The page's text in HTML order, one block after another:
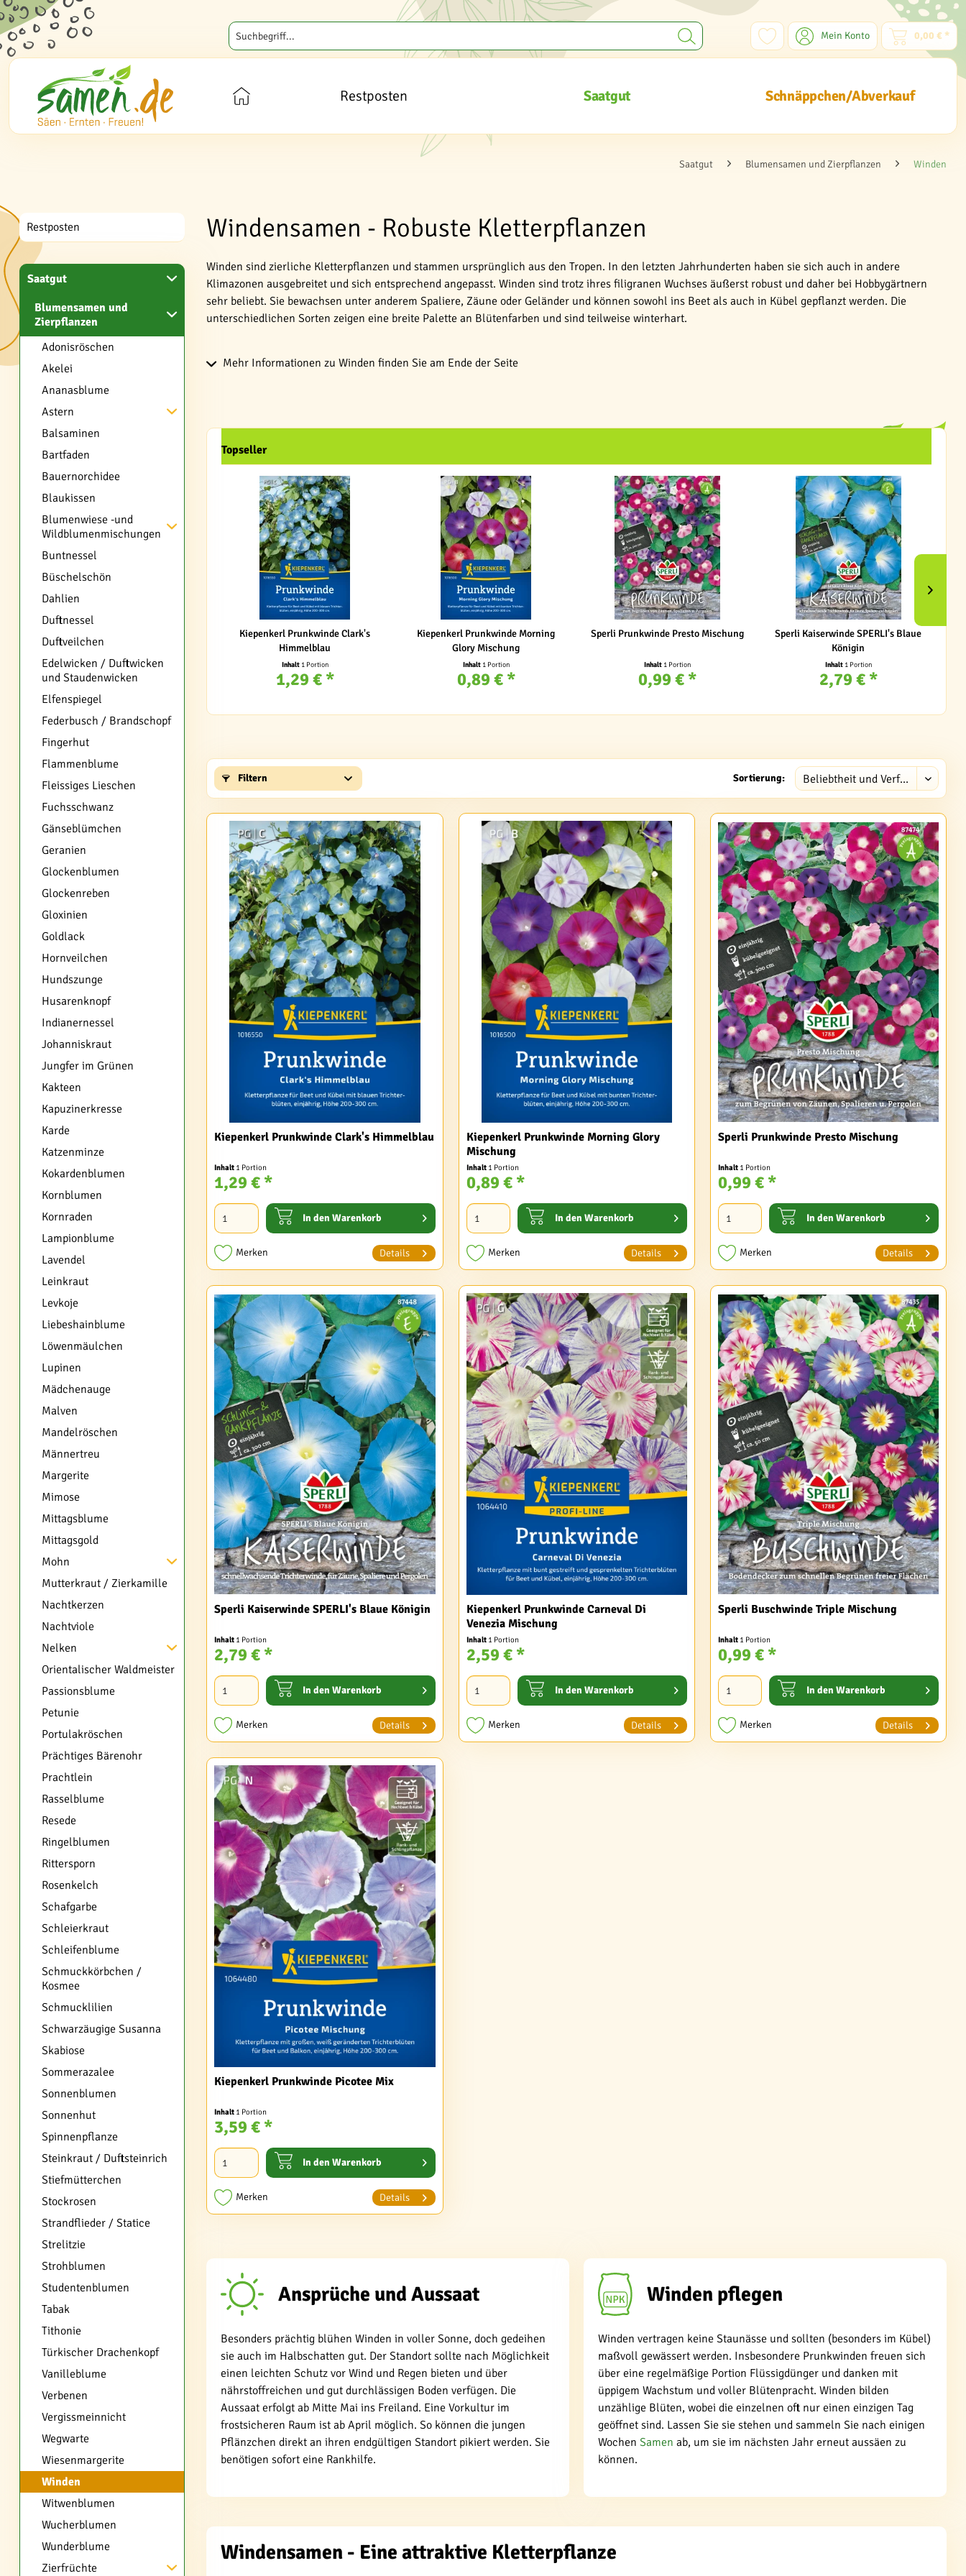
Mein Konto 0,00 € *
Restposten Saatgut Schnäppchen/Abverkauf
Saatgut Blumensamen und Zierpflanzen Winden
Restposten
Saatgut
Blumensamen und
Zierpflanzen
Adonisröschen
Akelei
Ananasblume
Astern
Balsaminen
Bartfaden
Bauernorchidee
Blaukissen
Blumenwiese -und
Wildblumenmischungen
Buntnessel
Büschelschön
Dahlien
Duftnessel
Duftveilchen
Edelwicken / Duftwicken
und Staudenwicken
Elfenspiegel
Federbusch / Brandschopf
Fingerhut
Flammenblume
Fleissiges Lieschen
Fuchsschwanz
Gänseblümchen
Geranien
Glockenblumen
Glockenreben
Gloxinien
Goldlack
Hornveilchen
Hundszunge
Husarenknopf
Indianernessel
Johanniskraut
Jungfer im Grünen
Kakteen
Kapuzinerkresse
Karde
Katzenminze
Kokardenblumen
Kornblumen
Kornraden
Lampionblume
Lavendel
Leinkraut
Levkoje
Liebeshainblume
Löwenmäulchen
Lupinen
Mädchenauge
Malven
Mandelröschen
Männertreu
Margerite
Mimose
Mittagsblume
Mittagsgold
Mohn
Mutterkraut / Zierkamille
Nachtkerzen
Nachtviole
Nelken
Orientalischer Waldmeister
Passionsblume
Petunie
Portulakröschen
Prächtiges Bärenohr
Prachtlein
Rasselblume
Resede
Ringelblumen
Rittersporn
Rosenkelch
Schafgarbe
Schleierkraut
Schleifenblume
Schmuckkörbchen /
Kosmee
Schmucklilien
Schwarzäugige Susanna
Skabiose
Sommerazalee
Sonnenblumen
Sonnenhut
Spinnenpflanze
Steinkraut / Duftsteinrich
Stiefmütterchen
Stockrosen
Strandflieder / Statice
Strelitzie
Strohblumen
Studentenblumen
Tabak
Tithonie
Türkischer Drachenkopf
Vanilleblume
Verbenen
Vergissmeinnicht
Wegwarte
Wiesenmargerite
Winden
Witwenblumen
Wucherblumen
Wunderblume
Zierfrüchte
Windensamen - Robuste Kletterpflanzen
Winden sind zierliche Kletterpflanzen und stammen ursprünglich aus den Tropen. In den letzten Jahrhunderten haben sie sich auch in andere
Klimazonen ausgebreitet und sich entsprechend angepasst. Winden sind trotz ihres filigranen Wuchses äußerst robust und daher bei Hobbygärtnern
sehr beliebt. Sie bewachsen unter anderem Spaliere, Zäune oder Geländer und können sowohl ins Beet als auch in Kübel gepflanzt werden. Die
unterschiedlichen Sorten zeigen eine breite Palette an Blütenfarben und sind teilweise winterhart.
Mehr Informationen zu Winden finden Sie am Ende der Seite
Topseller
Kiepenkerl Prunkwinde Clark's
Himmelblau
Inhalt 1 Portion
1,29 € *
Kiepenkerl Prunkwinde Morning
Glory Mischung
Inhalt 1 Portion
0,89 € *
Sperli Prunkwinde Presto Mischung
Inhalt 1 Portion
0,99 € *
Sperli Kaiserwinde SPERLI's Blaue
Königin
Inhalt 1 Portion
2,79 € *
Filtern Sortierung:
Kiepenkerl Prunkwinde Clark's Himmelblau
Inhalt 1 Portion
1,29 € *
In den Warenkorb
Merken Details
Kiepenkerl Prunkwinde Morning Glory
Mischung
Inhalt 1 Portion
0,89 € *
In den Warenkorb
Merken Details
Sperli Prunkwinde Presto Mischung
Inhalt 1 Portion
0,99 € *
In den Warenkorb
Merken Details
Sperli Kaiserwinde SPERLI's Blaue Königin
Inhalt 1 Portion
2,79 € *
In den Warenkorb
Merken Details
Kiepenkerl Prunkwinde Carneval Di
Venezia Mischung
Inhalt 1 Portion
2,59 € *
In den Warenkorb
Merken Details
Sperli Buschwinde Triple Mischung
Inhalt 1 Portion
0,99 € *
In den Warenkorb
Merken Details
Kiepenkerl Prunkwinde Picotee Mix
Inhalt 1 Portion
3,59 € *
In den Warenkorb
Merken Details
Ansprüche und Aussaat
Besonders prächtig blühen Winden in voller Sonne, doch gedeihen
sie auch im Halbschatten gut. Der Standort sollte nach Möglichkeit
einen leichten Schutz vor Wind und Regen bieten und über
nährstoffreichen und gut durchlässigen Boden verfügen. Die
Aussaat erfolgt ab Mitte Mai ins Freiland. Eine Vorkultur im
frostsicheren Raum ist ab April möglich. So können die jungen
Pflänzchen direkt an ihren endgültigen Standort pikiert werden. Sie
benötigen sofort eine Rankhilfe.
Winden pflegen
Winden vertragen keine Staunässe und sollten (besonders im Kübel)
maßvoll gewässert werden. Insbesondere Prunkwinden freuen sich
über eine regelmäßige Portion Flüssigdünger und danken mit
üppigem Wachstum und voller Blütenpracht. Winden bilden
unzählige Blüten, wobei die einzelnen oft nur einen einzigen Tag
geöffnet sind. Lassen Sie sie stehen und sammeln Sie nach einigen
WochenSamen ab, um sie im nächsten Jahr erneut aussäen zu
können.
Windensamen - Eine attraktive Kletterpflanze